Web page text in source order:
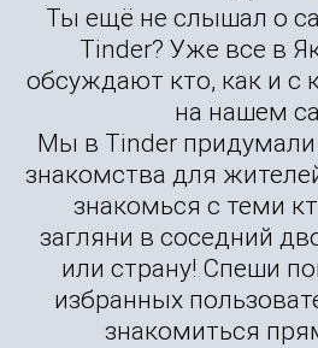
Ты ещё не слышал о
Tinder? Уже все в
обсуждают кто, как и с
на нашем
Мы в Tinder
знакомства для
знакомься с теми
загляни в соседний
или страну! Спеши
избранных
знакомиться